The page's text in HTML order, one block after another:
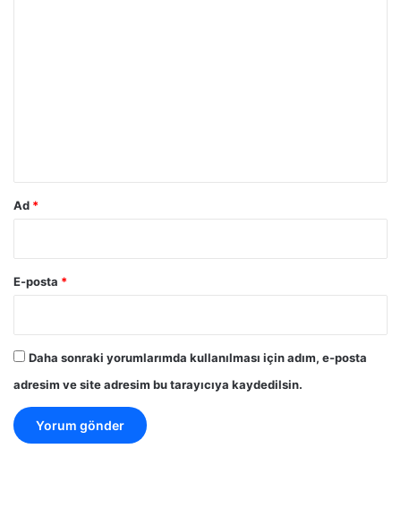
Ad *
E-posta *
Daha sonraki yorumlarımda kullanılması için adım, e-posta
adresim ve site adresim bu tarayıcıya kaydedilsin.